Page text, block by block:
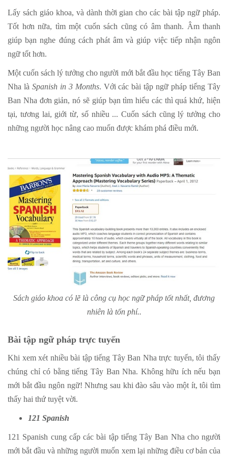
Lấy sách giáo khoa, và dành thời gian cho các bài tập ngữ pháp.
Tốt hơn nữa, tìm một cuốn sách cũng có âm thanh. Âm thanh
giúp bạn nghe đúng cách phát âm và giúp việc tiếp nhận ngôn
ngữ tốt hơn.
Một cuốn sách lý tưởng cho người mới bắt đầu học tiếng Tây Ban
Nha là Spanish in 3 Months. Với các bài tập ngữ pháp tiếng Tây
Ban Nha đơn giản, nó sẽ giúp bạn tìm hiểu các thì quá khứ, hiện
tại, tương lai, giới từ, số nhiều ... Cuốn sách cũng lý tưởng cho
những người học nâng cao muốn được khám phá điều mới.
Sách giáo khoa có lẽ là công cụ học ngữ pháp tốt nhất, đương
nhiên là tốn phí..
Bài tập ngữ pháp trực tuyến
Khi xem xét nhiều bài tập tiếng Tây Ban Nha trực tuyến, tôi thấy
chúng chỉ có bằng tiếng Tây Ban Nha. Không hữu ích nếu bạn
mới bắt đầu ngôn ngữ! Nhưng sau khi đào sâu vào một ít, tôi tìm
thấy hai thứ tuyệt vời.
121 Spanish
121 Spanish cung cấp các bài tập tiếng Tây Ban Nha cho người
mới bắt đầu và những người muốn xem lại những điều cơ bản của